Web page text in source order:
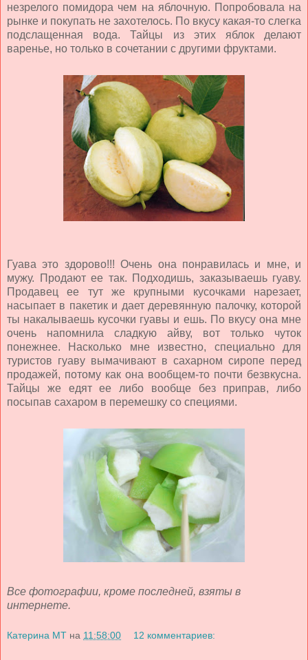
незрелого помидора чем на яблочную. Попробовала на
рынке и покупать не захотелось. По вкусу какая-то слегка
подслащенная вода. Тайцы из этих яблок делают
варенье, но только в сочетании с другими фруктами.
Гуава это здорово!!! Очень она понравилась и мне, и
мужу. Продают ее так. Подходишь, заказываешь гуаву.
Продавец ее тут же крупными кусочками нарезает,
насыпает в пакетик и дает деревянную палочку, которой
ты накалываешь кусочки гуавы и ешь. По вкусу она мне
очень напомнила сладкую айву, вот только чуток
понежнее. Насколько мне известно, специально для
туристов гуаву вымачивают в сахарном сиропе перед
продажей, потому как она вообщем-то почти безвкусна.
Тайцы же едят ее либо вообще без приправ, либо
посыпав сахаром в перемешку со специями.
Все фотографии, кроме последней, взяты в
интернете.
Катерина МТ на 11:58:00 12 комментариев: